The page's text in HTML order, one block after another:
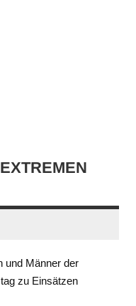
und Männer der
zu Einsätzen